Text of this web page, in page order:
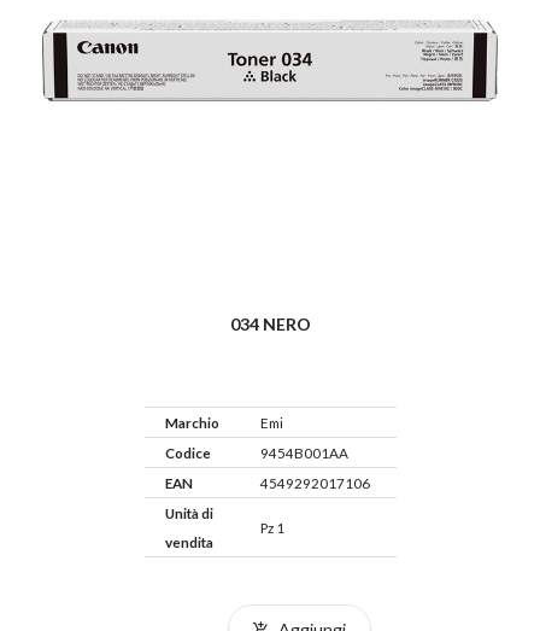
034 NERO
Marchio
Emi
Codice
9454B001AA
EAN
4549292017106
Unità di
vendita
Pz 1